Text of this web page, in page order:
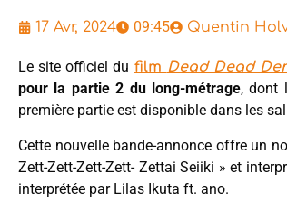
17 Avr, 2024 09:45 Quentin
Le site officiel du film Dead Dead
pour la partie 2 du long-métrage, dont
première partie est disponible dans les
Cette nouvelle bande-annonce offre un
Zett-Zett-Zett-Zett- Zettai Seiiki » et
interprétée par Lilas Ikuta ft. ano.